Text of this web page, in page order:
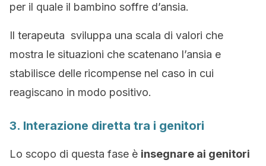
per il quale il bambino soffre d’ansia.
Il terapeuta sviluppa una scala di valori che
mostra le situazioni che scatenano l’ansia e
stabilisce delle ricompense nel caso in cui
reagiscano in modo positivo.
3. Interazione diretta tra i genitori
Lo scopo di questa fase è insegnare ai genitori